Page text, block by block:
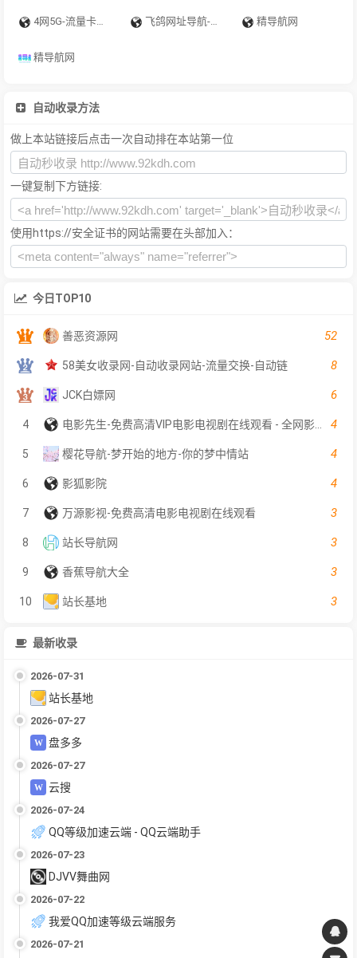
4网5G-流量卡代理一级 飞鸽网址导航-飞鸽导航|网址导航|网站导航|高校网址导航|实用网址大全| 精导航网
精导航网
自动收录方法
做上本站链接后点击一次自动排在本站第一位
一键复制下方链接:
使用https://安全证书的网站需要在头部加入：
今日TOP10
善恶资源网 52
58美女收录网-自动收录网站-流量交换-自动链 8
JCK白嫖网 6
4 4
5 樱花导航-梦开始的地方-你的梦中情站 4
6 影狐影院 4
7 万源影视-免费高清电影电视剧在线观看 3
8 站长导航网 3
9 香蕉导航大全 3
10 站长基地 3
最新收录
2026-07-31
站长基地
2026-07-27
盘多多
2026-07-27
云搜
2026-07-24
QQ等级加速云端 - QQ云端助手
2026-07-23
DJVV舞曲网
2026-07-22
我爱QQ加速等级云端服务
2026-07-21